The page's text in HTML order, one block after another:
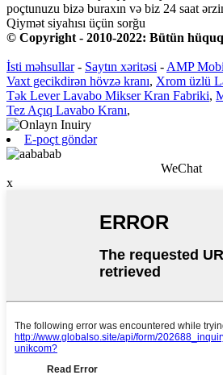
poçtunuzu bizə buraxın və biz 24 saat
Qiymət siyahısı üçün sorğu
© Copyright - 2010-2022: Bütün
İsti məhsullar- Saytın xəritəsi - AMP
Vaxt gecikdirən hövzə kranı, Xrom üzlü
Tək Lever Lavabo Mikser Kran Fabriki,
Tez Açıq Lavabo Kranı,
E-poçt göndər
WeChat
x